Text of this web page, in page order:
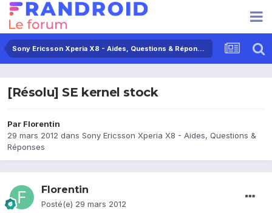
Sony Ericsson Xperia X8 - Aides, Questions & Réponses
[Résolu] SE kernel stock
Par Florentin
29 mars 2012 dans Sony Ericsson Xperia X8 - Aides, Questions &
Réponses
Florentin
Posté(e) 29 mars 2012